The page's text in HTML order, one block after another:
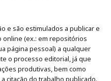
e são estimulados a publicar e
(ex.: em repositórios
página pessoal) a qualquer
o processo editorial, já que
produtivas, bem como
citação do trabalho publicado.